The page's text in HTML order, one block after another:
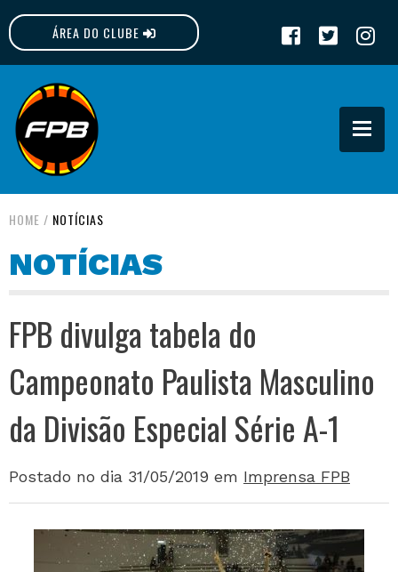
ÁREA DO CLUBE
FPB
HOME / NOTÍCIAS
NOTÍCIAS
FPB divulga tabela do
Campeonato Paulista Masculino
da Divisão Especial Série A-1
Postado no dia 31/05/2019 em Imprensa FPB